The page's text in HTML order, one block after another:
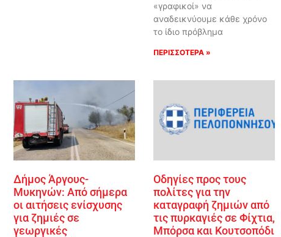
«γραφικοί» να
αναδεικνύουμε κάθε χρόνο
το ίδιο πρόβλημα
ΠΕΡΙΣΣΟΤΕΡΑ »
Δήμος Άργους-
Μυκηνών: Από σήμερα
οι αιτήσεις ενίσχυσης
για ζημιές σε
γεωργικές
Οδηγίες προς τους
πολίτες για την
καταγραφή ζημιών από
τις πυρκαγιές σε Φίχτια,
Μπόρσα και Κουτσοπόδι